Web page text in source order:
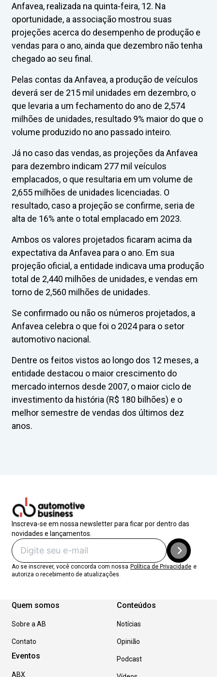
Anfavea, realizada na quinta-feira, 12. Na
oportunidade, a associação mostrou suas
projeções acerca do desempenho de produção e
vendas para o ano, ainda que dezembro não tenha
chegado ao seu final.
Pelas contas da Anfavea, a produção de veículos
deverá ser de 215 mil unidades em dezembro, o
que levaria a um fechamento do ano de 2,574
milhões de unidades, resultado 9% maior do que o
volume produzido no ano passado inteiro.
Já no caso das vendas, as projeções da Anfavea
para dezembro indicam 277 mil veículos
emplacados, o que resultaria em um volume de
2,655 milhões de unidades licenciadas. O
resultado, caso a projeção se confirme, seria de
alta de 16% ante o total emplacado em 2023.
Ambos os valores projetados ficaram acima da
expectativa da Anfavea para o ano. Em sua
projeção oficial, a entidade indicava uma produção
total de 2,440 milhões de unidades, e vendas em
torno de 2,560 milhões de unidades.
Se confirmado ou não os números projetados, a
Anfavea celebra o que foi o 2024 para o setor
automotivo nacional.
Dentre os feitos vistos ao longo dos 12 meses, a
entidade destacou o maior crescimento do
mercado internos desde 2007, o maior ciclo de
investimento da história (R$ 180 bilhões) e o
melhor semestre de vendas dos últimos dez
anos.
Inscreva-se em nossa newsletter para ficar por dentro das
novidades e lançamentos.
Ao se inscrever, você concorda com nossa Política de Privacidade e
autoriza o recebimento de atualizações.
Quem somos
Sobre a AB
Contato
Eventos
ABX
Conteúdos
Notícias
Opinião
Podcast